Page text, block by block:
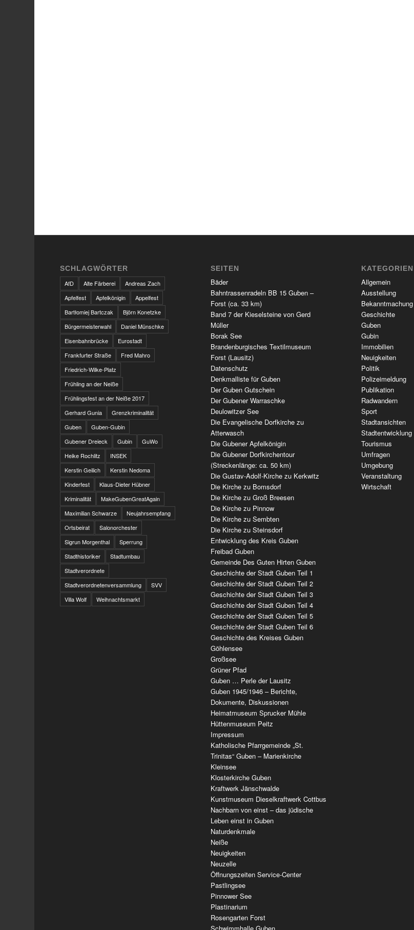
SCHLAGWÖRTER
AfD
Alte Färberei
Andreas Zach
Apfelfest
Apfelkönigin
Appelfest
Bartłomiej Bartczak
Björn Konetzke
Bürgermeisterwahl
Daniel Münschke
Eisenbahnbrücke
Eurostadt
Frankfurter Straße
Fred Mahro
Friedrich-Wilke-Platz
Frühling an der Neiße
Frühlingsfest an der Neiße 2017
Gerhard Gunia
Grenzkriminalität
Guben
Guben-Gubin
Gubener Dreieck
Gubin
GuWo
Heike Rochlitz
INSEK
Kerstin Geilich
Kerstin Nedoma
Kinderfest
Klaus-Dieter Hübner
Kriminalität
MakeGubenGreatAgain
Maximilian Schwarze
Neujahrsempfang
Ortsbeirat
Salonorchester
Sigrun Morgenthal
Sperrung
Stadthistoriker
Stadtumbau
Stadtverordnete
Stadtverordnetenversammlung
SVV
Villa Wolf
Weihnachtsmarkt
SEITEN
Bäder
Bahntrassenradeln BB 15 Guben –
Forst (ca. 33 km)
Band 7 der Kieselsteine von Gerd
Müller
Borak See
Brandenburgisches Textilmuseum
Forst (Lausitz)
Datenschutz
Denkmalliste für Guben
Der Guben Gutschein
Der Gubener Warraschke
Deulowitzer See
Die Evangelische Dorfkirche zu
Atterwasch
Die Gubener Apfelkönigin
Die Gubener Dorfkirchentour
(Streckenlänge: ca. 50 km)
Die Gustav-Adolf-Kirche zu Kerkwitz
Die Kirche zu Bomsdorf
Die Kirche zu Groß Breesen
Die Kirche zu Pinnow
Die Kirche zu Sembten
Die Kirche zu Steinsdorf
Entwicklung des Kreis Guben
Freibad Guben
Gemeinde Des Guten Hirten Guben
Geschichte der Stadt Guben Teil 1
Geschichte der Stadt Guben Teil 2
Geschichte der Stadt Guben Teil 3
Geschichte der Stadt Guben Teil 4
Geschichte der Stadt Guben Teil 5
Geschichte der Stadt Guben Teil 6
Geschichte des Kreises Guben
Göhlensee
Großsee
Grüner Pfad
Guben … Perle der Lausitz
Guben 1945/1946 – Berichte,
Dokumente, Diskussionen
Heimatmuseum Sprucker Mühle
Hüttenmuseum Peitz
Impressum
Katholische Pfarrgemeinde „St.
Trinitas“ Guben – Marienkirche
Kleinsee
Klosterkirche Guben
Kraftwerk Jänschwalde
Kunstmuseum Dieselkraftwerk Cottbus
Nachbarn von einst – das jüdische
Leben einst in Guben
Naturdenkmale
Neiße
Neuigkeiten
Neuzelle
Öffnungszeiten Service-Center
Pastlingsee
Pinnower See
Plastinarium
Rosengarten Forst
KATEGORIEN
Allgemein
Ausstellung
Bekanntmachung
Geschichte
Guben
Gubin
Immobilien
Neuigkeiten
Politik
Polizeimeldung
Publikation
Radwandern
Sport
Stadtansichten
Stadtentwicklung
Tourismus
Umfragen
Umgebung
Veranstaltung
Wirtschaft